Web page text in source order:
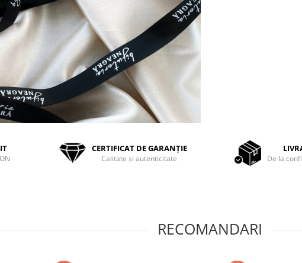
CERTIFICAT DE GARANȚIE
Calitate și autenticitate De la
RECOMANDARI